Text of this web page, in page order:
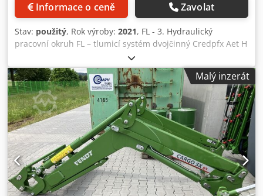
Informace o ceně Zavolat
Stav: použitý, Rok výroby: 2021, FL - 3. Hydraulický
pracovní okruh FL – tlumicí systém dvojčinný Credpfx Aet H
Malý inzerát